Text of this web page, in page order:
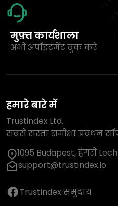
मुफ़्त कार्यशाला
अभी अपॉइंटमेंट बुक करें
हमारे बारे में
Trustindex Ltd.
सबसे सस्ता समीक्षा प्रबंधन
1095 Budapest, हंगरी
support@trustindex.io
Trustindex समुदाय